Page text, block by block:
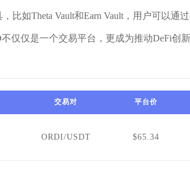
比如Theta Vault和Earn Vault，用户可以
仅仅是一个交易平台，更成为推动DeFi创新
交易对 平台价
ORDI/USDT $65.34